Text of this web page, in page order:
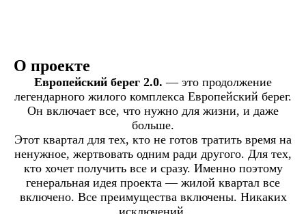
О проекте
Европейский берег 2.0. — это продолжение
легендарного жилого комплекса Европейский берег.
Он включает все, что нужно для жизни, и даже
больше.
Этот квартал для тех, кто не готов тратить время на
ненужное, жертвовать одним ради другого. Для тех,
кто хочет получить все и сразу. Именно поэтому
генеральная идея проекта — жилой квартал все
включено. Все преимущества включены. Никаких
исключений.